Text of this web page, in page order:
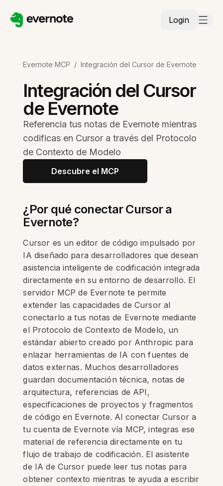
Login
Evernote MCP / Integración del Cursor de Evernote
Integración del Cursor
de Evernote
Referencia tus notas de Evernote mientras
codificas en Cursor a través del Protocolo
de Contexto de Modelo
Descubre el MCP
¿Por qué conectar Cursor a
Evernote?
Cursor es un editor de código impulsado por
IA diseñado para desarrolladores que desean
asistencia inteligente de codificación integrada
directamente en su entorno de desarrollo. El
servidor MCP de Evernote te permite
extender las capacidades de Cursor al
conectarlo a tus notas de Evernote mediante
el Protocolo de Contexto de Modelo, un
estándar abierto creado por Anthropic para
enlazar herramientas de IA con fuentes de
datos externas. Muchos desarrolladores
guardan documentación técnica, notas de
arquitectura, referencias de API,
especificaciones de proyectos y fragmentos
de código en Evernote. Al conectar Cursor a
tu cuenta de Evernote vía MCP, integras ese
material de referencia directamente en tu
flujo de trabajo de codificación. El asistente
de IA de Cursor puede leer tus notas para
obtener contexto mientras te ayuda a escribir